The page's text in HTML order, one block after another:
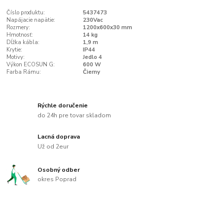
Číslo produktu:
5437473
Napájacie napätie:
230Vac
Rozmery:
1200x600x30 mm
Hmotnosť:
14 kg
Dĺžka kábla:
1,9 m
Krytie:
IP44
Motivy:
Jedlo 4
Výkon ECOSUN G:
600 W
Farba Rámu:
Čierny
Rýchle doručenie
do 24h pre tovar skladom
Lacná doprava
Už od 2eur
Osobný odber
okres Poprad